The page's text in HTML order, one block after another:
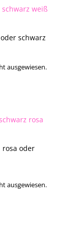
schwarz
ausgewiesen.
rosa oder
ausgewiesen.